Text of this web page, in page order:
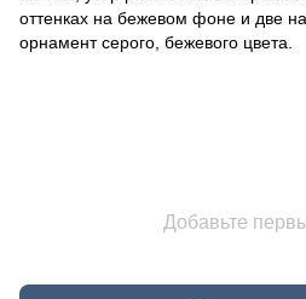
оттенках на бежевом фоне и две
орнамент серого, бежевого цвета.
Добавьте